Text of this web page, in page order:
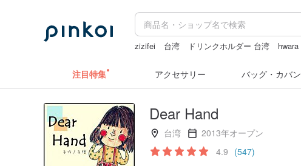
zizifei 台湾 ドリンクホルダー 台湾 hwara
注目特集 アクセサリー バッグ・カバン
Dear Hand
台湾
2013年オープン
4.9 (547)